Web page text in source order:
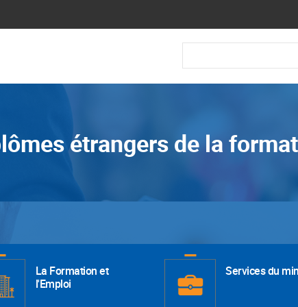
étrangers de la
La Formation et
l'Emploi
Services du